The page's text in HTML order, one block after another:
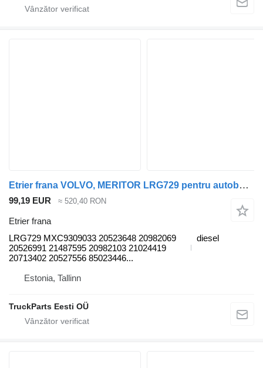
Etrier frana VOLVO, MERITOR LRG729 pentru autobuz Volvo B6, B7, B9, B10, B12 bus (1978-2011)
99,19 EUR ≈ 520,40 RON
Etrier frana
LRG729 MXC9309033 20523648 20982069
20526991 21487595 20982103 21024419
20713402 20527556 85023446...
diesel
Estonia, Tallinn
TruckParts Eesti OÜ